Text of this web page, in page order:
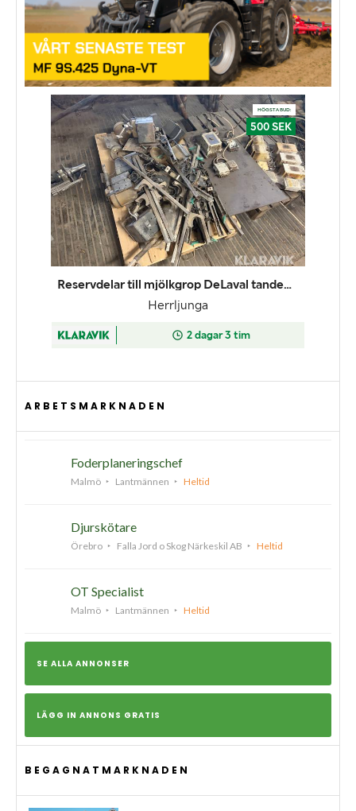
ARBETSMARKNADEN
Foderplaneringschef
Malmö Lantmännen Heltid
Djurskötare
Örebro Falla Jord o Skog Närkeskil AB Heltid
OT Specialist
Malmö Lantmännen Heltid
SE ALLA ANNONSER
LÄGG IN ANNONS GRATIS
BEGAGNATMARKNADEN